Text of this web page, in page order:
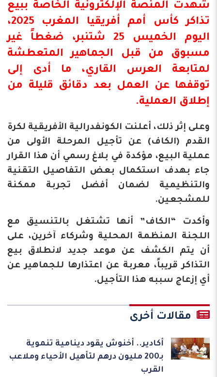
شهدت المنصة الإلكترونية الخاصة ببيع
تذاكر كأس أمم أفريقيا المغرب 2025،
اليوم الخميس 25 شتنبر، ضغطاً غير
مسبوق من قبل الجماهير المتعطشة
لمتابعة العرس القاري، ما أدى إلى
توقفها عن العمل بعد دقائق قليلة من
إطلاق العملية.
وعلى إثر ذلك، أعلنت الكونفدرالية الأفريقية لكرة
القدم (الكاف) عن تأجيل المرحلة الأولى من
عملية البيع، مؤكدة في بلاغ رسمي أن هذا القرار
جاء بهدف استكمال بعض التفاصيل التقنية
والتنظيمية لضمان أفضل تجربة ممكنة
للمشجعين.
وأكدت “الكاف” أنها تشتغل بالتنسيق مع
اللجنة المنظمة المحلية وشركاء آخرين، على
أن يتم الكشف عن موعد جديد لانطلاق بيع
التذاكر قريباً، معربة عن اعتذارها للجماهير عن
أي إزعاج سببه هذا التأجيل.
مقالات أخرى
أكادير.. أخنوش يقود دينامية تنموية
بـ200 مليون درهم لتأهيل الأحياء وملاعب
القرب